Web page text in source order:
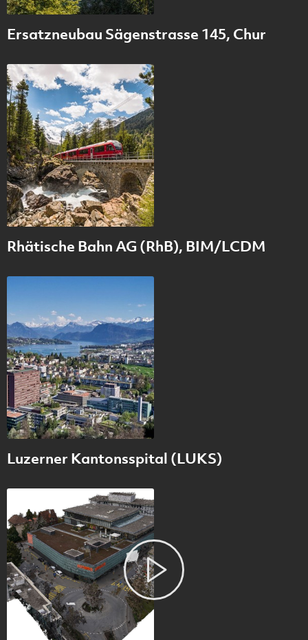
Ersatzneubau Sägenstrasse 145, Chur
Rhätische Bahn AG (RhB), BIM/LCDM
Luzerner Kantonsspital (LUKS)